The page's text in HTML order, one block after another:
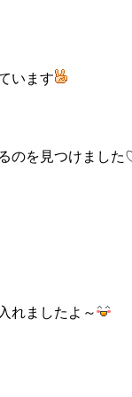
います
のを見つけまし
れましたよ～